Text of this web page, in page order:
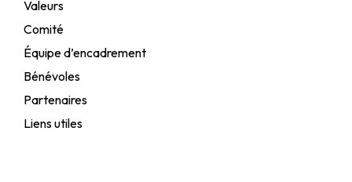
Valeurs
Comité
Équipe d’encadrement
Bénévoles
Partenaires
Liens utiles